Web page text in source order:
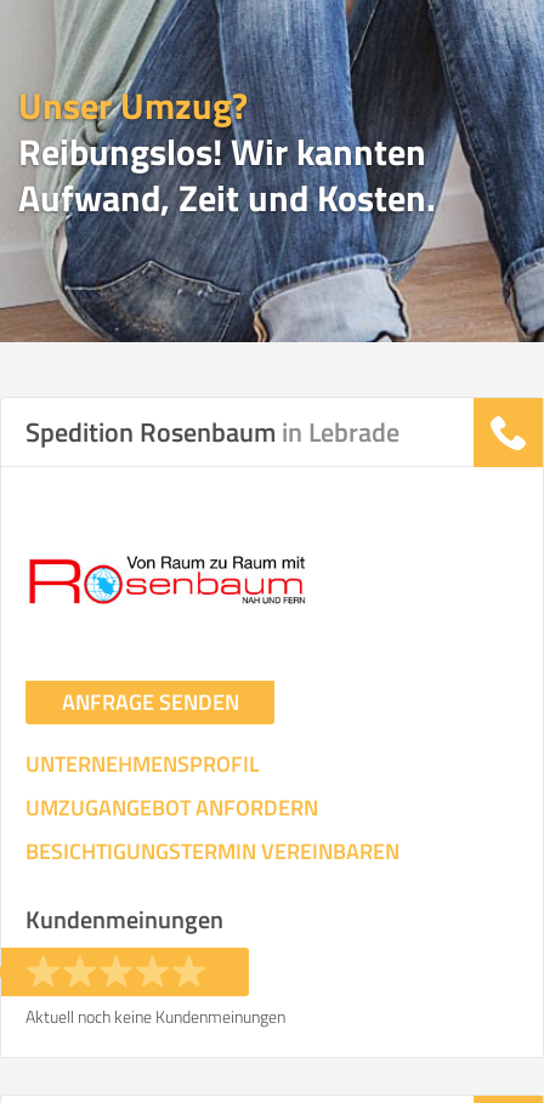
Unser Umzug?
Reibungslos! Wir kannten
Aufwand, Zeit und Kosten.
UMZUGSVERGLEICH
Umzugsdaten für Tragen und
Transportieren
Ihre Angaben:
am
Selbst umziehen
Spedition Rosenbaum in Lebrade
ANFRAGE SENDEN
UNTERNEHMENSPROFIL
UMZUGANGEBOT ANFORDERN
BESICHTIGUNGSTERMIN VEREINBAREN
Kundenmeinungen
Aktuell noch keine Kundenmeinungen